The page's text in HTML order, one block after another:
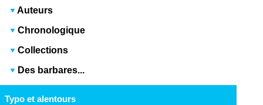
Auteurs
Chronologique
Collections
Des barbares...
Typo et alentours